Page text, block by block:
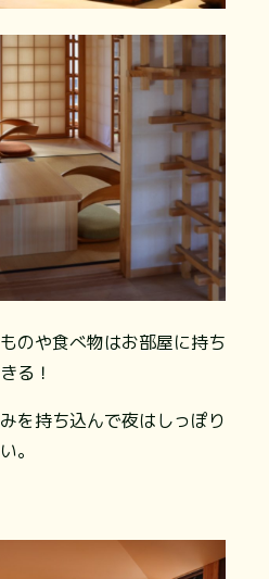
のや食べ物はお部屋に持ち
る！
を持ち込んで夜はしっぽり
。